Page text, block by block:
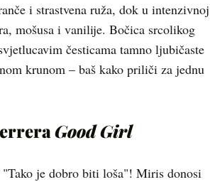
i strastvena ruža, dok u intenzivnoj
mošusa i vanilije. Bočica srcolikog
česticama tamno ljubičaste
krunom – baš kako priliči za jednu
Good Girl
je dobro biti loša"! Miris donosi